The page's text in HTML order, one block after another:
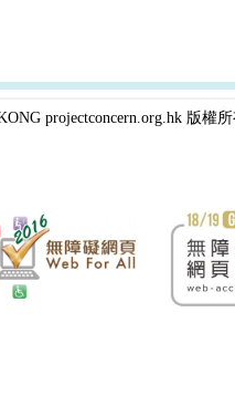
projectconcern.org.hk 版權